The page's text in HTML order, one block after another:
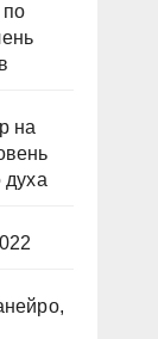
по
на
духа